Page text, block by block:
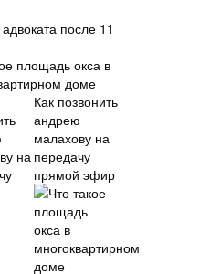
после 11
площадь окса в
доме
Как позвонить
андрею
малахову на
передачу
прямой эфир